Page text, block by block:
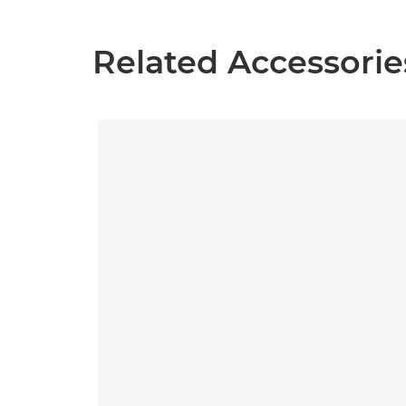
Related